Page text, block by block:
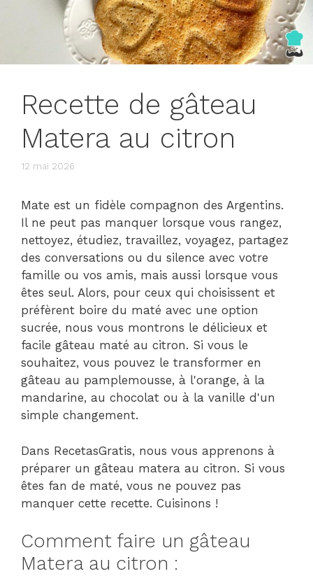
Recette de gâteau
Matera au citron
12 mai 2026
Mate est un fidèle compagnon des Argentins.
Il ne peut pas manquer lorsque vous rangez,
nettoyez, étudiez, travaillez, voyagez, partagez
des conversations ou du silence avec votre
famille ou vos amis, mais aussi lorsque vous
êtes seul. Alors, pour ceux qui choisissent et
préfèrent boire du maté avec une option
sucrée, nous vous montrons le délicieux et
facile gâteau maté au citron. Si vous le
souhaitez, vous pouvez le transformer en
gâteau au pamplemousse, à l'orange, à la
mandarine, au chocolat ou à la vanille d'un
simple changement.
Dans RecetasGratis, nous vous apprenons à
préparer un gâteau matera au citron. Si vous
êtes fan de maté, vous ne pouvez pas
manquer cette recette. Cuisinons !
Comment faire un gâteau
Matera au citron :